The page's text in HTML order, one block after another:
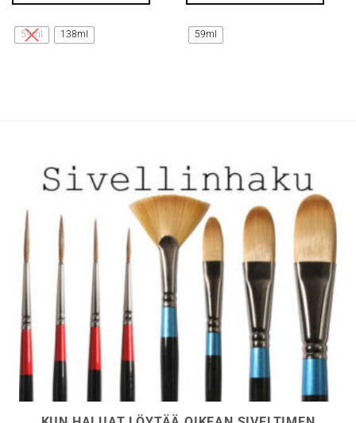
tuotteella
on
59ml 138ml
tuotteella
on
59ml